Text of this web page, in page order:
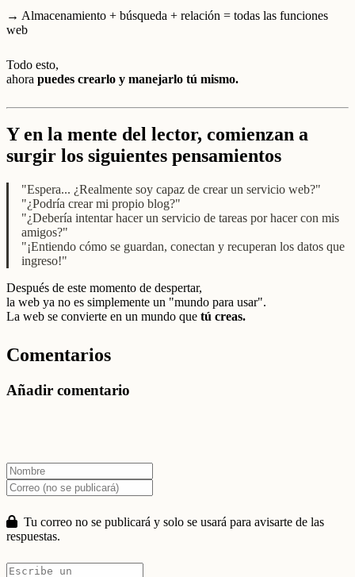
→ Almacenamiento + búsqueda + relación = todas las funciones
web
Todo esto,
ahora puedes crearlo y manejarlo tú mismo.
Y en la mente del lector, comienzan a
surgir los siguientes pensamientos
"Espera... ¿Realmente soy capaz de crear un servicio web?"
"¿Podría crear mi propio blog?"
"¿Debería intentar hacer un servicio de tareas por hacer con mis
amigos?"
"¡Entiendo cómo se guardan, conectan y recuperan los datos que
ingreso!"
Después de este momento de despertar,
la web ya no es simplemente un "mundo para usar".
La web se convierte en un mundo que tú creas.
Comentarios
Añadir comentario
Tu correo no se publicará y solo se usará para avisarte de las
respuestas.